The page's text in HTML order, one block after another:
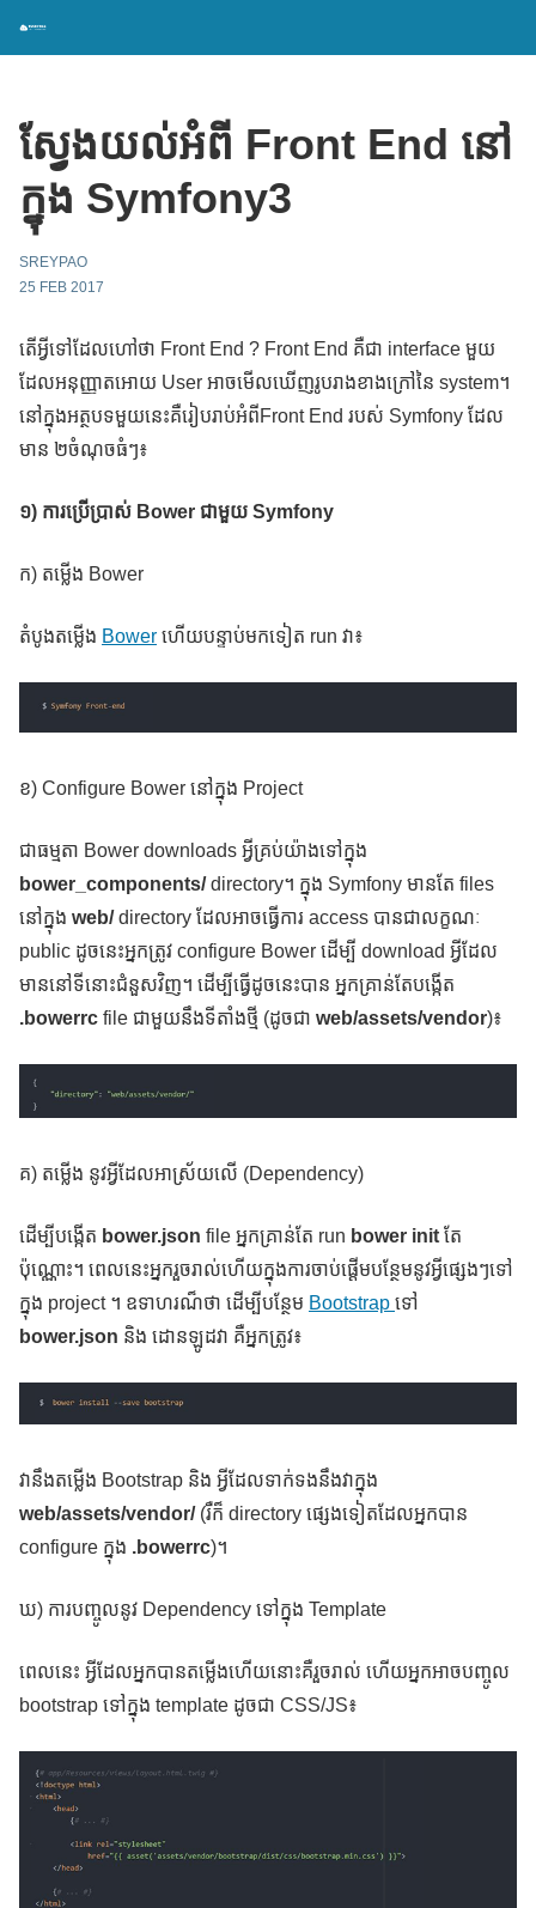
ស្វែងយល់អំពី Front End នៅ
ក្នុង Symfony3
SREYPAO
25 FEB 2017
តើអ្វីទៅដែលហៅថា Front End ? Front End គឺជា interface មួយ
ដែលអនុញ្ញាតអោយ User អាចមើលឃើញរូបរាងខាងក្រៅនៃ system។
នៅក្នុងអត្ថបទមួយនេះគឺរៀបរាប់អំពីFront End របស់ Symfony ដែល
មាន ២ចំណុចធំៗ៖
១) ការប្រើប្រាស់ Bower ជាមួយ Symfony
ក) តម្លើង Bower
តំបូងតម្លើង Bower ហើយបន្ទាប់មកទៀត run វា៖
ខ) Configure Bower នៅក្នុង Project
ជាធម្មតា Bower downloads អ្វីគ្រប់យ៉ាងទៅក្នុង
bower_components/directory។ ក្នុង Symfony មានតែ files
នៅក្នុង web/directory ដែលអាចធ្វើការ access បានជាលក្ខណៈ
public ដូចនេះអ្នកត្រូវ configure Bower ដើម្បី download អ្វីដែល
មាននៅទីនោះជំនួសវិញ។ ដើម្បីធ្វើដូចនេះបាន អ្នកគ្រាន់តែបង្កើត
.bowerrc file ជាមួយនឹងទីតាំងថ្មី (ដូចជា web/assets/vendor)៖
គ) តម្លើង នូវអ្វីដែលអាស្រ័យលើ (Dependency)
ដើម្បីបង្កើត bower.json file អ្នកគ្រាន់តែ run bower init តែ
ប៉ុណ្ណោះ។ ពេលនេះអ្នករួចរាល់ហើយក្នុងការចាប់ផ្ដើមបន្ថែមនូវអ្វីផ្សេងៗទៅ
ក្នុង project ។ ឧទាហរណ៏ថា ដើម្បីបន្ថែម Bootstrap ទៅ
bower.json និង ដោនឡូដវា គឺអ្នកត្រូវ៖
វានឹងតម្លើង Bootstrap និង អ្វីដែលទាក់ទងនឹងវាក្នុង
web/assets/vendor/(រឺក៏ directory ផ្សេងទៀតដែលអ្នកបាន
configure ក្នុង .bowerrc)។
ឃ) ការបញ្ចូលនូវ Dependency ទៅក្នុង Template
ពេលនេះ អ្វីដែលអ្នកបានតម្លើងហើយនោះគឺរួចរាល់ ហើយអ្នកអាចបញ្ចូល
bootstrap ទៅក្នុង template ដូចជា CSS/JS៖